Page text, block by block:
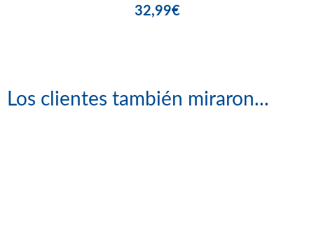
32,99€
Los clientes también miraron...